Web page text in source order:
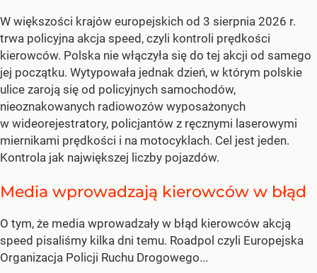
W większości krajów europejskich od 3 sierpnia 2026 r.
trwa policyjna akcja speed, czyli kontroli prędkości
kierowców. Polska nie włączyła się do tej akcji od samego
jej początku. Wytypowała jednak dzień, w którym polskie
ulice zaroją się od policyjnych samochodów,
nieoznakowanych radiowozów wyposażonych
w wideorejestratory, policjantów z ręcznymi laserowymi
miernikami prędkości i na motocyklach. Cel jest jeden.
Kontrola jak największej liczby pojazdów.
Media wprowadzają kierowców w błąd
O tym, że media wprowadzały w błąd kierowców akcją
speed pisaliśmy kilka dni temu. Roadpol czyli Europejska
Organizacja Policji Ruchu Drogowego...